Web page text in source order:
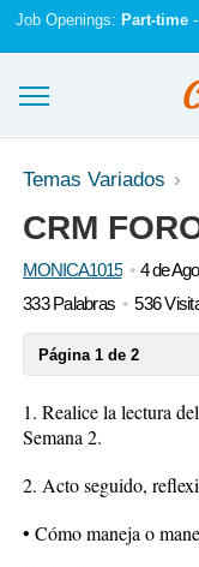
Job Openings: Part-time-
Ensayos y trabajos
Registrarse
Iniciar sesión
Temas Variados
CRM
MONICA1015
4 de
333 Palabras
536
Página 1 de 2
1. Realice la lectura
Semana 2.
2. Acto seguido,
• Cómo maneja o